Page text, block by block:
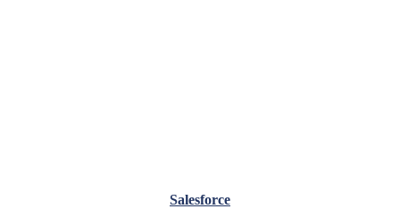
Salesforce